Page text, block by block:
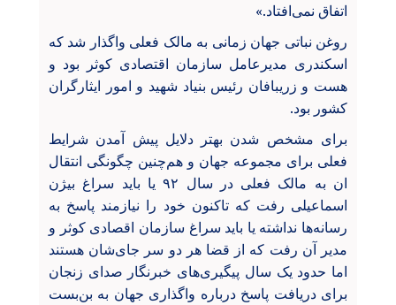
اتفاق نمی‌افتاد.»
روغن نباتی جهان زمانی به مالک فعلی واگذار شد که
اسکندری مدیرعامل سازمان اقتصادی کوثر بود و
هست و زریبافان رئیس بنیاد شهید و امور ایثارگران
کشور بود.
برای مشخص شدن بهتر دلایل پیش آمدن شرایط
فعلی برای مجموعه جهان و هم‌چنین چگونگی انتقال
ان به مالک فعلی در سال ۹۲ یا باید سراغ بیژن
اسماعیلی رفت که تاکنون خود را نیازمند پاسخ به
رسانه‌ها نداشته یا باید سراغ سازمان اقصادی کوثر و
مدیر آن رفت که از قضا هر دو سر جای‌شان هستند
اما حدود یک سال پیگیری‌های خبرنگار صدای زنجان
برای دریافت پاسخ درباره واگذاری جهان به بن‌بست